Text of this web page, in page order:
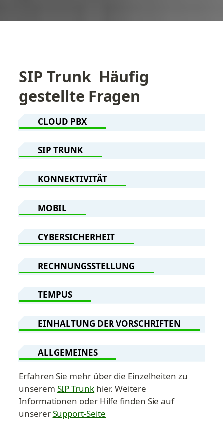
SIP Trunk  Häufig
gestellte Fragen
CLOUD PBX
SIP TRUNK
KONNEKTIVITÄT
MOBIL
CYBERSICHERHEIT
RECHNUNGSSTELLUNG
TEMPUS
EINHALTUNG DER VORSCHRIFTEN
ALLGEMEINES
Erfahren Sie mehr über die Einzelheiten zu
unserem SIP Trunk hier. Weitere
Informationen oder Hilfe finden Sie auf
unserer Support-Seite